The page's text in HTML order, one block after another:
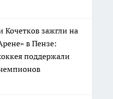
Кочетков зажгли на
в Пензе:
поддержали